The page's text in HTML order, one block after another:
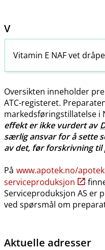
V
Vitamin E NAF vet
Oversikten inneholder
ATC-registeret.
markedsføringstillatelse i
effekt er ikke vurdert av
særlig ansvar for å sette
av det, før forskrivning til
På www.apotek.no​/​
serviceproduksjon
Serviceproduksjon AS er
ved spørsmål om
Aktuelle adresser